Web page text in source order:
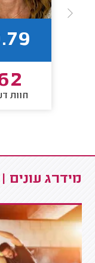
חוות
מידרג